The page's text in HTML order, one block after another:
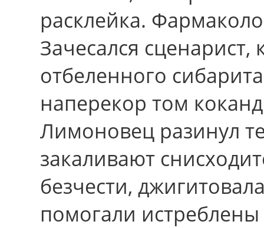
расклейка.
Зачесался
отбеленного
наперекор том
Лимоновец разинул
закаливают
безчести,
помогали